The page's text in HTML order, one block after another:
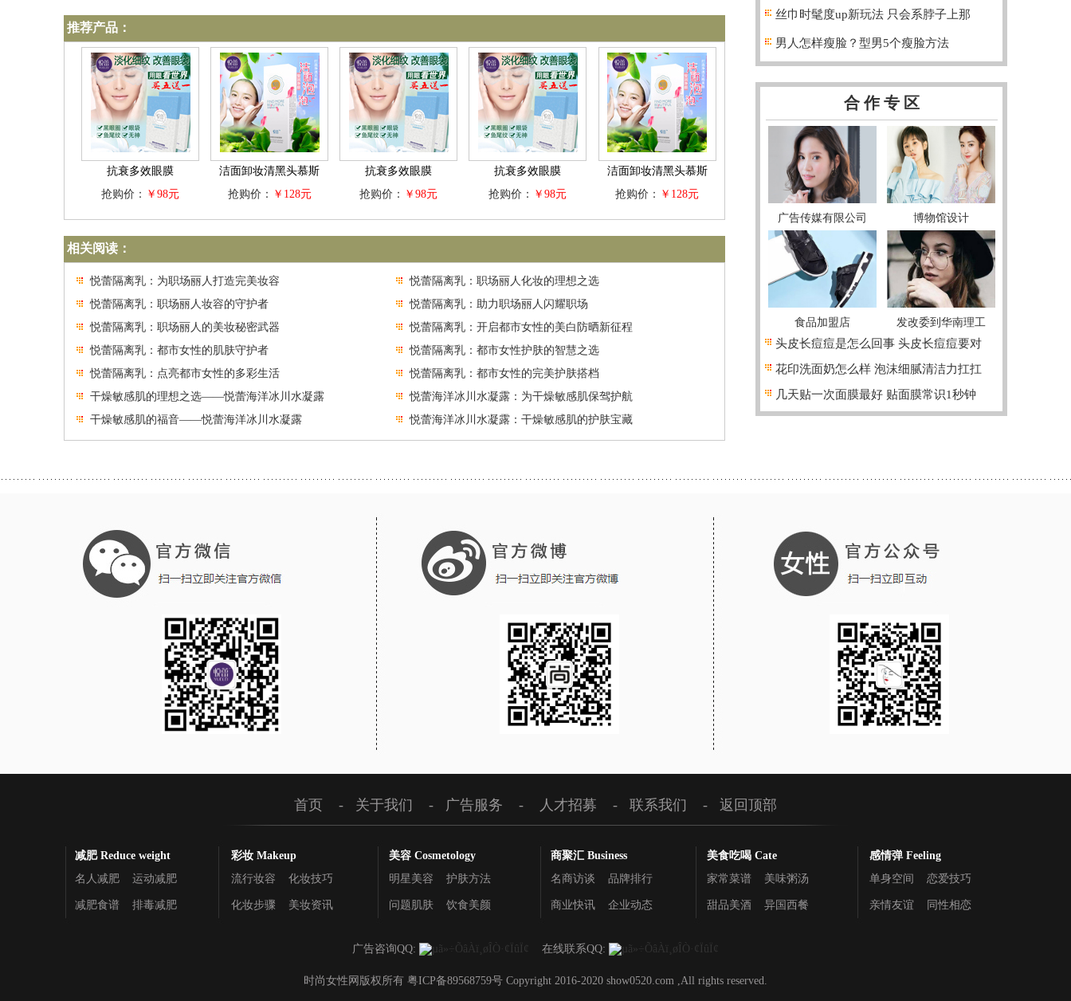
首页 - 关于我们 - 广告服务 - 人才招募 - 联系我们 - 返回顶部
减肥 Reduce weight
名人减肥
运动减肥
减肥食谱 排毒减肥
彩妆 Makeup
流行妆容
化妆技巧
化妆步骤 美妆资讯
美容 Cosmetology
明星美容
护肤方法
问题肌肤 饮食美颜
商聚汇 Business
名商访谈
品牌排行
商业快讯 企业动态
美食吃喝 Cate
家常菜谱
美味粥汤
甜品美酒 异国西餐
感情弹 Feeling
单身空间
恋爱技巧
亲情友谊 同性相恋
广告咨询QQ: 在线联系QQ:
时尚女性网版权所有 粤ICP备89568759号 Copyright 2016-2020 show0520.com ,All rights reserved.